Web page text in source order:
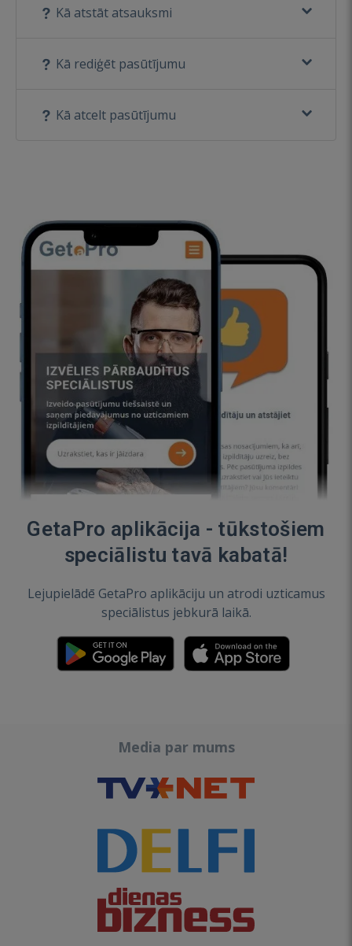
Kā atstāt atsauksmi
Kā rediģēt pasūtījumu
Kā atcelt pasūtījumu
GetaPro aplikācija - tūkstošiem
speciālistu tavā kabatā!
Lejupielādē GetaPro aplikāciju un atrodi uzticamus
speciālistus jebkurā laikā.
Media par mums